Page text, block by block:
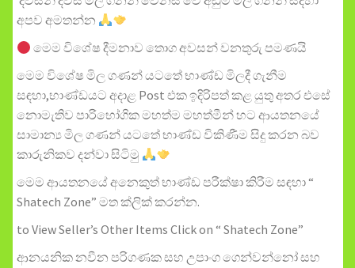
අපව අමතන්න
මෙම විශේෂ දීමනාව තොග අවසන් වනතුරු පමණයි
මෙම විශේෂ මිල ගණන් යටතේ භාණ්ඩ මිලදී ගැනීම
සඳහා,භාණ්ඩයට අදාළ Post එක​ ඉදිරිපත් කළ යුතු අතර එසේ
නොමැතිව පාරිභෝගික මහත්ම මහත්මීන් හට ආයතනයේ
සාමාන්‍ය මිල ගණන් යටතේ භාණ්ඩ විකිණීම සිදු කරන බව
කාරුනිකව දන්වා සිටිමු
මෙම ආයතනයේ අනෙකුත් භාණ්ඩ පරීක්ෂා කිරීම සඳහා “
Shatech Zone” මත ක්ලික් කරන්න.
to View Seller’s Other Items Click on “ Shatech Zone”
ආනයනික නවීන පරිගණක සහ උපාංග ගෙන්වන්නෝ සහ